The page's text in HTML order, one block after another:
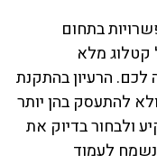
בתחום
קטלוג מלא
לכם. הרעיון בהתקנת
להתעסק בהן יותר
ולבחור בדיוק את
נשמח לעמוד